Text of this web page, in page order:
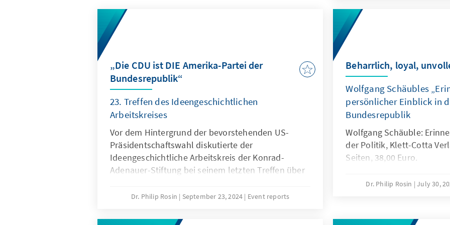
beleuchten. Geplant sind
in Berlin, Paris und New
einem eigenen
wissenschaftliche Tagung
von der Konrad-
mit der Europa Universität
Frankfurt/Oder, der
Sorbonne sowie der
Die Tagung widmete sich
Deutschland sowie der
nach 1945.
„Die CDU ist DIE Amerika-Partei der
Bundesrepublik“
23. Treffen des Ideengeschichtlichen
Arbeitskreises
Vor dem Hintergrund der bevorstehenden US-
Präsidentschaftswahl diskutierte der
Ideengeschichtliche Arbeitskreis der Konrad-
Adenauer-Stiftung bei seinem letzten Treffen über
Partnerschaft und ihre Bedeutung für die CDU.
Dr. Philip Rosin September 23, 2024 Event reports
Beharrlich, loyal,
Wolfgang Schäubles
persönlicher Einblick in
Bundesrepublik
Wolfgang Schäuble:
der Politik, Klett­-Cotta
Seiten, 38,00 Euro.
Dr. Philip Rosin July 30,